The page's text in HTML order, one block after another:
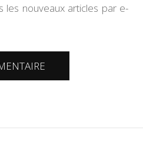
les nouveaux articles par e-